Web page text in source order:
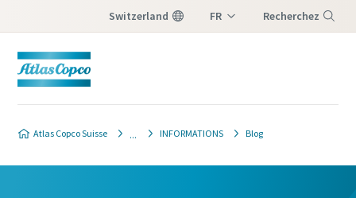
Switzerland FR Recherchez
Atlas Copco Suisse INFORMATIONS Blog